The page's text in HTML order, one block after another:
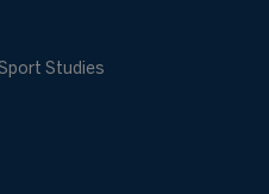
Studies